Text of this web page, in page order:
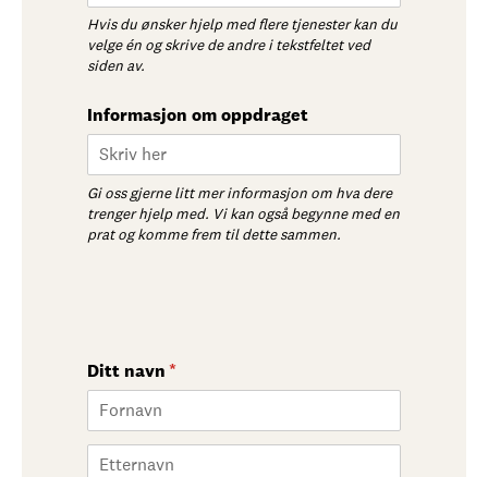
Hvis du ønsker hjelp med flere tjenester kan du
velge én og skrive de andre i tekstfeltet ved
siden av.
Informasjon om oppdraget
Gi oss gjerne litt mer informasjon om hva dere
trenger hjelp med. Vi kan også begynne med en
prat og komme frem til dette sammen.
Ditt navn*
(nødvendig)